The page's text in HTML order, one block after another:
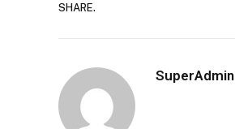
SHARE.
SuperAdmin